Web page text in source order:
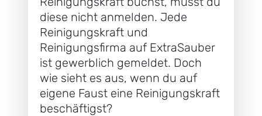
diese nicht anmelden. Jede
Reinigungskraft und
Reinigungsfirma auf ExtraSauber
ist gewerblich gemeldet. Doch
wie sieht es aus, wenn du auf
eigene Faust eine Reinigungskraft
beschäftigst?